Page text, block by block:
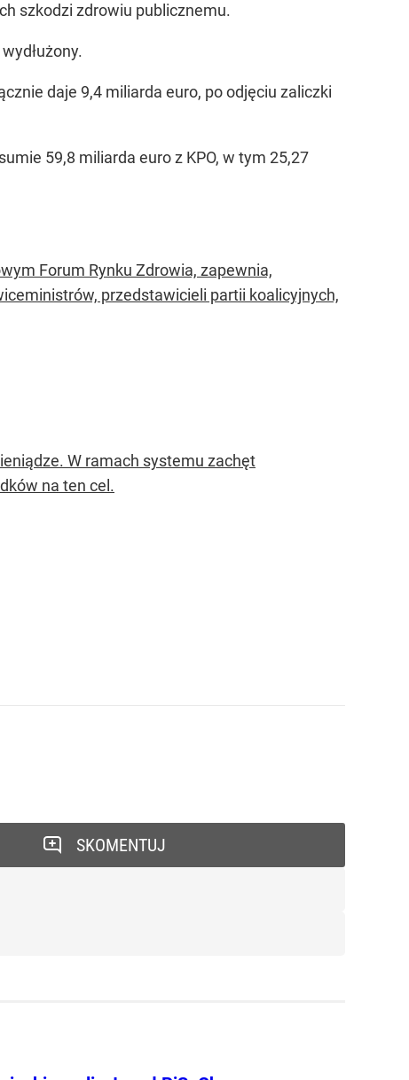
szkodzi zdrowiu publicznemu.
daje 9,4 miliarda euro, po odjęciu zaliczki
59,8 miliarda euro z KPO, w tym 25,27
Forum Rynku Zdrowia, zapewnia,
przedstawicieli partii koalicyjnych,
W ramach systemu zachęt
na ten cel.
SKOMENTUJ